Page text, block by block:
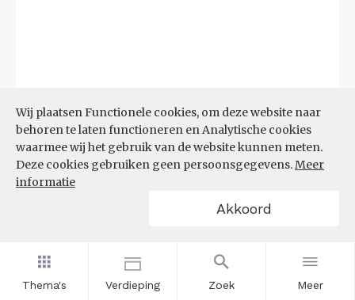
Thema's Verdieping Zoek Meer
Wij plaatsen Functionele cookies, om deze website naar
behoren te laten functioneren en Analytische cookies
waarmee wij het gebruik van de website kunnen meten.
Deze cookies gebruiken geen persoonsgegevens.Meer
informatie
Akkoord
CBS microdata (EBB)(09-03-2026)
AANDEEL NEETS NAAR REGIO
(%)